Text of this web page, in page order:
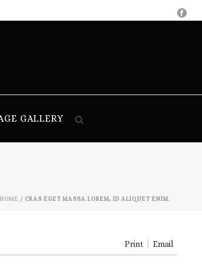
GALLERY
HOME / CRAS EGET MASSA LOREM, ID ALIQUET ENIM.
Print Email